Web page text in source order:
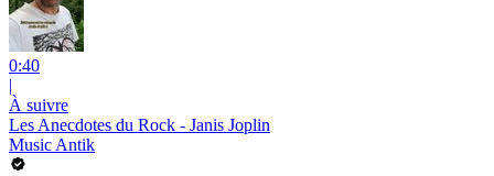
0:40
|
À suivre
Les Anecdotes du Rock - Janis Joplin
Music Antik